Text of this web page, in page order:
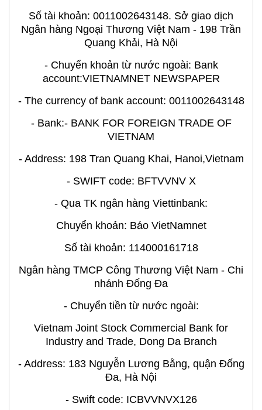
Số tài khoản: 0011002643148. Sở giao dịch
Ngân hàng Ngoại Thương Việt Nam - 198 Trần
Quang Khải, Hà Nội
- Chuyển khoản từ nước ngoài: Bank
account:VIETNAMNET NEWSPAPER
- The currency of bank account: 0011002643148
- Bank:- BANK FOR FOREIGN TRADE OF
VIETNAM
- Address: 198 Tran Quang Khai, Hanoi,Vietnam
- SWIFT code: BFTVVNV X
- Qua TK ngân hàng Viettinbank:
Chuyển khoản: Báo VietNamnet
Số tài khoản: 114000161718
Ngân hàng TMCP Công Thương Việt Nam - Chi
nhánh Đống Đa
- Chuyển tiền từ nước ngoài:
Vietnam Joint Stock Commercial Bank for
Industry and Trade, Dong Da Branch
- Address: 183 Nguyễn Lương Bằng, quận Đống
Đa, Hà Nội
- Swift code: ICBVVNVX126